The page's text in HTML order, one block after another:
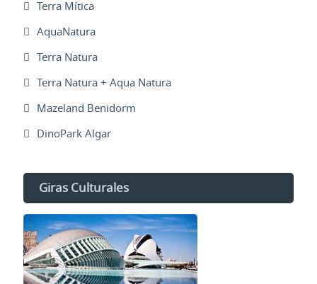
Terra Mítica
AquaNatura
Terra Natura
Terra Natura + Aqua Natura
Mazeland Benidorm
DinoPark Algar
Giras Culturales